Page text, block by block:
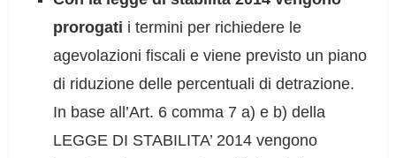
prorogati i termini per richiedere le
agevolazioni fiscali e viene previsto un piano
di riduzione delle percentuali di detrazione.
In base all’Art. 6 comma 7 a) e b) della
LEGGE DI STABILITA’ 2014 vengono